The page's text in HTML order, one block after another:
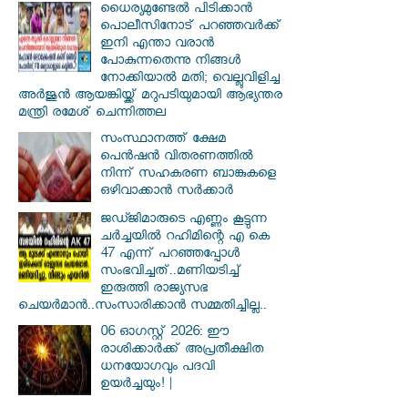
ധൈര്യമുണ്ടേൽ പിടിക്കാൻ
പൊലീസിനോട് പറഞ്ഞവർക്ക്
ഇനി എന്താ വരാൻ
പോകുന്നതെന്നു നിങ്ങൾ
നോക്കിയാൽ മതി; വെല്ലുവിളിച്ച
അർജുൻ ആയങ്കിയ്ക്ക് മറുപടിയുമായി ആഭ്യന്തര
മന്ത്രി രമേശ് ചെന്നിത്തല
സംസ്ഥാനത്ത് ക്ഷേമ
പെൻഷൻ വിതരണത്തിൽ
നിന്ന് സഹകരണ ബാങ്കുകളെ
ഒഴിവാക്കാൻ സർക്കാർ
ജഡ്ജിമാരുടെ എണ്ണം കൂട്ടുന്ന
ചർച്ചയിൽ റഹിമിന്റെ എ കെ
47 എന്ന് പറഞ്ഞപ്പോൾ
സംഭവിച്ചത്..മണിയടിച്ച്
ഇരുത്തി രാജ്യസഭ
ചെയർമാൻ..സംസാരിക്കാൻ സമ്മതിച്ചില്ല..
06 ഓഗസ്റ്റ് 2026: ഈ
രാശിക്കാർക്ക് അപ്രതീക്ഷിത
ധനയോഗവും പദവി
ഉയർച്ചയും! |